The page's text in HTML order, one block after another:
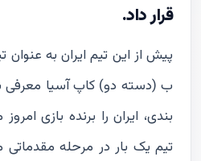
قرار داد.
ب (دسته دو) کاپ آسیا معرفی
بندی، ایران را برنده بازی
تیم یک بار در مرحله مقدماتی